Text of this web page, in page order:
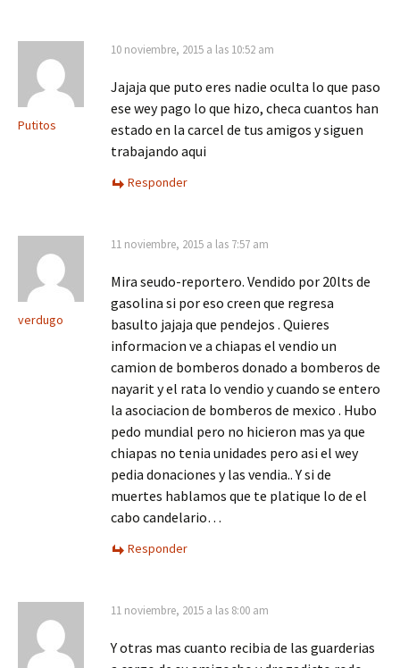
Putitos
10 noviembre, 2015 a las 10:52 am
Jajaja que puto eres nadie oculta lo que paso
ese wey pago lo que hizo, checa cuantos han
estado en la carcel de tus amigos y siguen
trabajando aqui
Responder
verdugo
11 noviembre, 2015 a las 7:57 am
Mira seudo-reportero. Vendido por 20lts de
gasolina si por eso creen que regresa
basulto jajaja que pendejos . Quieres
informacion ve a chiapas el vendio un
camion de bomberos donado a bomberos de
nayarit y el rata lo vendio y cuando se entero
la asociacion de bomberos de mexico . Hubo
pedo mundial pero no hicieron mas ya que
chiapas no tenia unidades pero asi el wey
pedia donaciones y las vendia.. Y si de
muertes hablamos que te platique lo de el
cabo candelario…
Responder
11 noviembre, 2015 a las 8:00 am
Y otras mas cuanto recibia de las guarderias